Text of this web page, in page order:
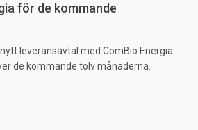
för de kommande
leveransavtal med ComBio Energia
de kommande tolv månaderna.